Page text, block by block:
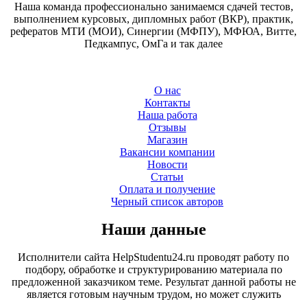
Наша команда профессионально занимаемся сдачей тестов,
выполнением курсовых, дипломных работ (ВКР), практик,
рефератов МТИ (МОИ), Синергии (МФПУ), МФЮА, Витте,
Педкампус, ОмГа и так далее
О нас
Контакты
Наша работа
Отзывы
Магазин
Вакансии компании
Новости
Статьи
Оплата и получение
Черный список авторов
Наши данные
Исполнители сайта HelpStudentu24.ru проводят работу по
подбору, обработке и структурированию материала по
предложенной заказчиком теме. Результат данной работы не
является готовым научным трудом, но может служить